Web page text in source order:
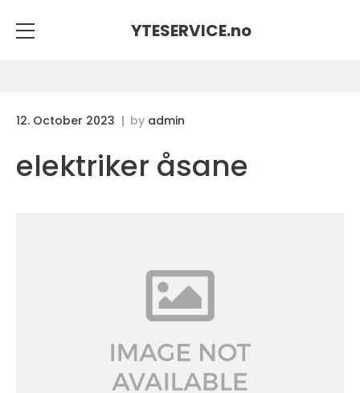
YTESERVICE.no
12. October 2023 by admin
elektriker åsane